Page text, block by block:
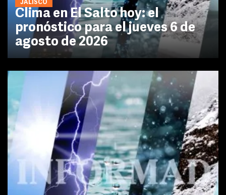
JALISCO
Clima en El Salto hoy: el
pronóstico para el jueves 6 de
agosto de 2026